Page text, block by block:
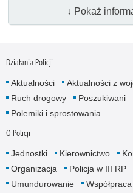
↓ Pokaż
Działania Policji
Aktualności Aktualności z
Ruch drogowy
Poszukiwani
Polemiki i sprostowania
O Policji
Jednostki Kierownictwo
Organizacja
Policja w III RP
Umundurowanie